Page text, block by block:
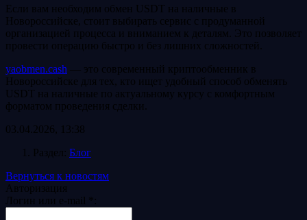
Если вам необходим обмен USDT на наличные в
Новороссийске, стоит выбирать сервис с продуманной
организацией процесса и вниманием к деталям. Это позволяет
провести операцию быстро и без лишних сложностей.
yaobmen.cash — это современный криптообменник в
Новороссийске для тех, кто ищет удобный способ обменять
USDT на наличные по актуальному курсу с комфортным
форматом проведения сделки.
03.04.2026, 13:38
Раздел: Блог
Вернуться к новостям
Авторизация
Логин или e-mail
: